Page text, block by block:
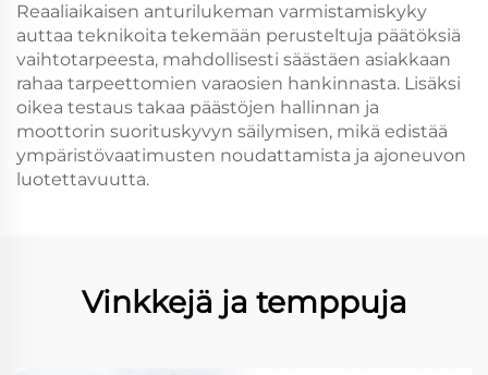
Reaaliaikaisen anturilukeman varmistamiskyky
auttaa teknikoita tekemään perusteltuja päätöksiä
vaihtotarpeesta, mahdollisesti säästäen asiakkaan
rahaa tarpeettomien varaosien hankinnasta. Lisäksi
oikea testaus takaa päästöjen hallinnan ja
moottorin suorituskyvyn säilymisen, mikä edistää
ympäristövaatimusten noudattamista ja ajoneuvon
luotettavuutta.
Vinkkejä ja temppuja